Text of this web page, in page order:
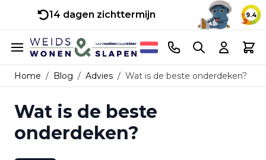
14 dagen zichttermijn 9.4
Ga naar de inhoud
Telefoonnummer
Search Cart
Home / Blog / Advies / Wat is de beste onderdeken?
Wat is de beste
onderdeken?